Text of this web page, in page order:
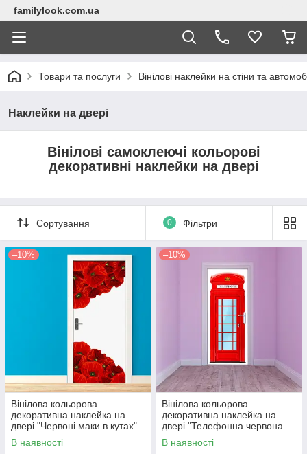
familylook.com.ua
Товари та послуги Вінілові наклейки на стіни та
Наклейки на двері
Вінілові самоклеючі кольорові
декоративні наклейки на двері
Сортування 0 Фільтри
–10%
Вінілова кольорова
декоративна наклейка на
двері "Червоні маки в кутах"
самоклейна з оракалу
В наявності
–10%
Вінілова кольорова
декоративна наклейка на
двері "Телефонна червона
будка Telephon" самоклейна
з оракалу
В наявності